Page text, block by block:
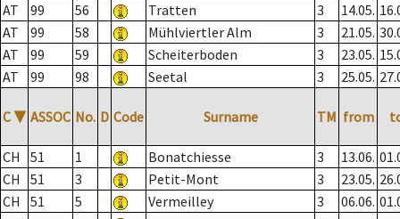
AT
99 56 Tratten 3 14.05.
AT
99 58 Mühlviertler Alm 3 21.05.
AT
99 59 Scheiterboden 3 23.05.
AT
99 98 Seetal 3 25.05.
C ▼ ASSOC No. D Code Surname TM from
CH 51 1 Bonatchiesse 3 13.06.
CH
51 3 Petit-Mont 3 23.05.
CH
51 5 Vermeilley 3 06.06.